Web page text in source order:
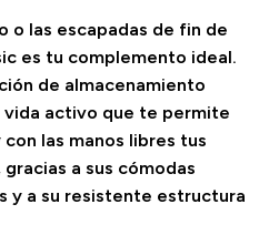
o las escapadas de fin de
es tu complemento ideal.
de almacenamiento
activo que te permite
las manos libres tus
a sus cómodas
y a su resistente estructura